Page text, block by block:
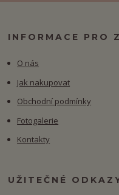
INFORMACE PRO
O nás
Jak nakupovat
Obchodní podmínky
Fotogalerie
Kontakty
UŽITEČNÉ